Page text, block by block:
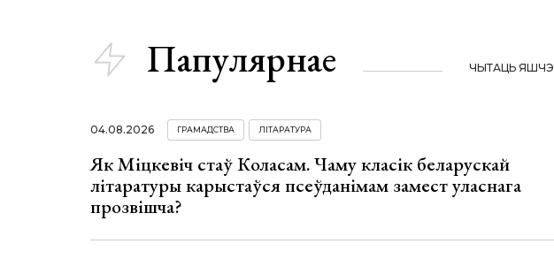
Папулярнае ЧЫТАЦЬ ЯШЧЭ
04.08.2026 ГРАМАДСТВА ЛІТАРАТУРА
Як Міцкевіч стаў Коласам. Чаму класік беларускай
літаратуры карыстаўся псеўданімам замест уласнага
прозвішча?